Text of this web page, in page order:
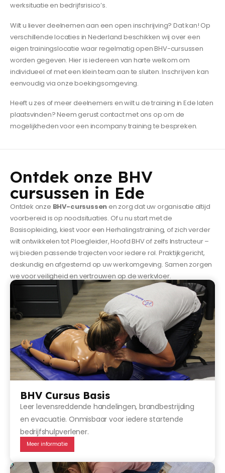
werksituatie en bedrijfsrisico’s.
Wilt u liever deelnemen aan een open inschrijving? Dat kan! Op
verschillende locaties in Nederland beschikken wij over een
eigen trainingslocatie waar regelmatig open BHV-cursussen
worden gegeven. Hier is iedereen van harte welkom om
individueel of met een klein team aan te sluiten. Inschrijven kan
eenvoudig via onze boekingsomgeving.
Heeft u zes of meer deelnemers en wilt u de training in Ede laten
plaatsvinden? Neem gerust contact met ons op om de
mogelijkheden voor een incompany training te bespreken.
Ontdek onze BHV
cursussen in Ede
Ontdek onze BHV-cursussen en zorg dat uw organisatie altijd
voorbereid is op noodsituaties. Of u nu start met de
Basisopleiding, kiest voor een Herhalingstraining, of zich verder
wilt ontwikkelen tot Ploegleider, Hoofd BHV of zelfs Instructeur –
wij bieden passende trajecten voor iedere rol. Praktijkgericht,
deskundig en afgestemd op uw werkomgeving. Samen zorgen
we voor veiligheid en vertrouwen op de werkvloer.
BHV Cursus Basis
Leer levensreddende handelingen, brandbestrijding
en evacuatie. Onmisbaar voor iedere startende
bedrijfshulpverlener.
Meer informatie